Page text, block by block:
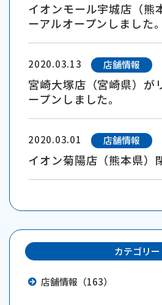
イオンモール宇城店（熊
ーアルオープンしました。
2020.03.13 店舗情報
宮崎大塚店（宮崎県）が
ープンしました。
2020.03.01 店舗情報
イオン菊陽店（熊本県）
カテゴリー
店舗情報（163）